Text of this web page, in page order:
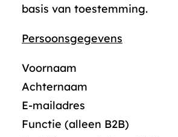
basis van toestemming.
Persoonsgegevens
Voornaam
Achternaam
E-mailadres
Functie (alleen B2B)